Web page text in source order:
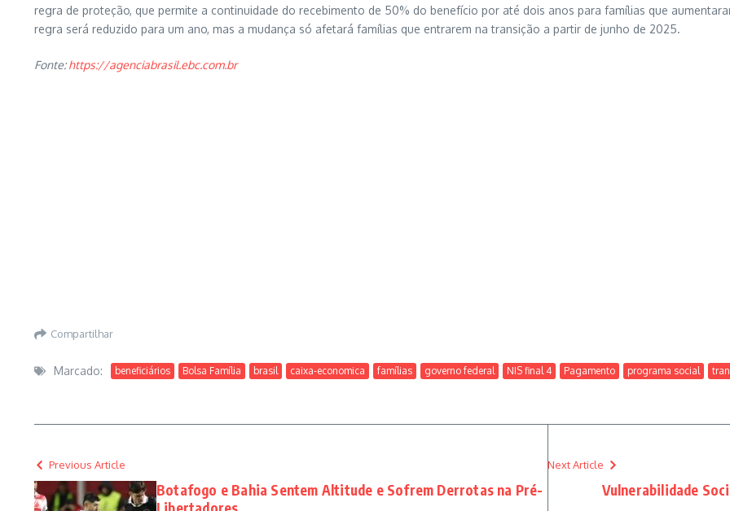
regra de proteção, que permite a continuidade do recebimento de 50% do benefício por até dois anos para famílias que
regra será reduzido para um ano, mas a mudança só afetará famílias que entrarem na transição a partir de junho de 2025.
Fonte:https://agenciabrasil.ebc.com.br
Compartilhar
Marcado: beneficiários Bolsa Família brasil caixa-economica famílias governo federal NIS final 4 Pagamento programa social
Previous Article
Botafogo e Bahia Sentem Altitude e Sofrem Derrotas na Pré-
Next Article
Vulnerabilidade